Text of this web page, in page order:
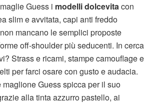
Guess i modelli dolcevitacon
slim e avvitata, capi anti freddo
mancano le semplici proposte
off-shoulder più seducenti. In cerca
Strass e ricami, stampe camouflage e
per farci osare con gusto e audacia.
Guess spicca per il suo
alla tinta azzurro pastello, ai